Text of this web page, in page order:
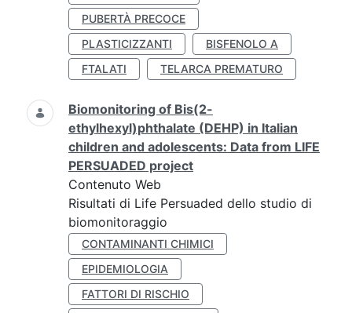
PUBERTÀ PRECOCE
PLASTICIZZANTI
BISFENOLO A
FTALATI
TELARCA PREMATURO
Biomonitoring of Bis(2-
ethylhexyl)phthalate (DEHP) in Italian
children and adolescents: Data from LIFE
PERSUADED project
Contenuto Web
Risultati di Life Persuaded dello studio di
biomonitoraggio
CONTAMINANTI CHIMICI
EPIDEMIOLOGIA
FATTORI DI RISCHIO